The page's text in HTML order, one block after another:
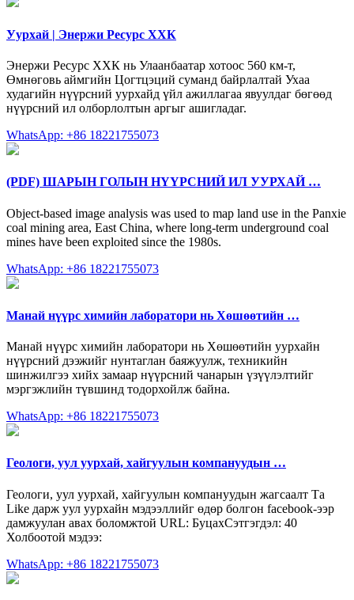
Уурхай | Энержи Ресурс ХХК
Энержи Ресурс ХХК нь Улаанбаатар хотоос 560 км-т,
Өмнөговь аймгийн Цогтцэций суманд байрлалтай Ухаа
худагийн нүүрсний уурхайд үйл ажиллагаа явуулдаг бөгөөд
нүүрсний ил олборлолтын аргыг ашигладаг.
WhatsApp: +86 18221755073
(PDF) ШАРЫН ГОЛЫН НҮҮРСНИЙ ИЛ УУРХАЙ …
Object-based image analysis was used to map land use in the Panxie
coal mining area, East China, where long-term underground coal
mines have been exploited since the 1980s.
WhatsApp: +86 18221755073
Манай нүүрс химийн лаборатори нь Хөшөөтийн …
Манай нүүрс химийн лаборатори нь Хөшөөтийн уурхайн
нүүрсний дээжийг нунтаглан баяжуулж, техникийн
шинжилгээ хийх замаар нүүрсний чанарын үзүүлэлтийг
мэргэжлийн түвшинд тодорхойлж байна.
WhatsApp: +86 18221755073
Геологи, уул уурхай, хайгуулын компануудын …
Геологи, уул уурхай, хайгуулын компануудын жагсаалт Та
Like дарж уул уурхайн мэдээллийг өдөр болгон facebook-ээр
дамжуулан авах боломжтой URL: БуцахСэтгэгдэл: 40
Холбоотой мэдээ:
WhatsApp: +86 18221755073